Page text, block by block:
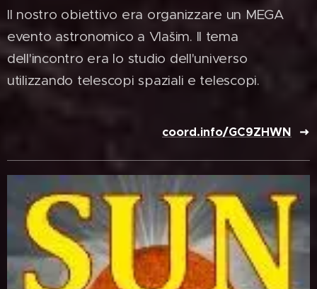
Il nostro obiettivo era organizzare un MEGA
evento astronomico a Vlašim. Il tema
dell'incontro era lo studio dell'universo
utilizzando telescopi spaziali e telescopi.
coord.info/GC9ZHWN